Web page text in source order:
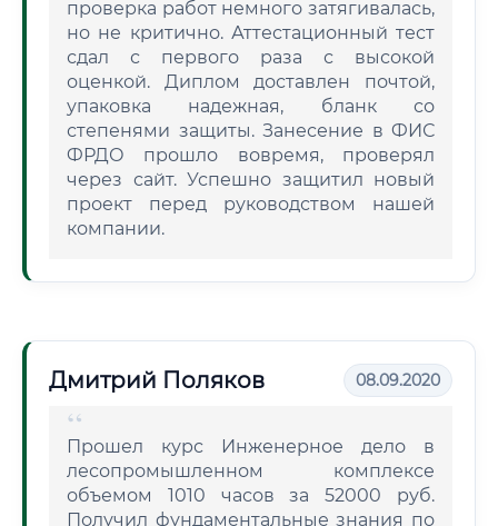
проверка работ немного затягивалась,
но не критично. Аттестационный тест
сдал с первого раза с высокой
оценкой. Диплом доставлен почтой,
упаковка надежная, бланк со
степенями защиты. Занесение в ФИС
ФРДО прошло вовремя, проверял
через сайт. Успешно защитил новый
проект перед руководством нашей
компании.
Дмитрий Поляков 08.09.2020
Прошел курс Инженерное дело в
лесопромышленном комплексе
объемом 1010 часов за 52000 руб.
Получил фундаментальные знания по